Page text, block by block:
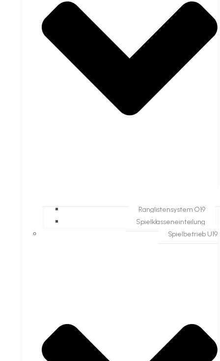
Ranglistensystem O19
Spielklasseneinteilung
Spielbetrieb U19